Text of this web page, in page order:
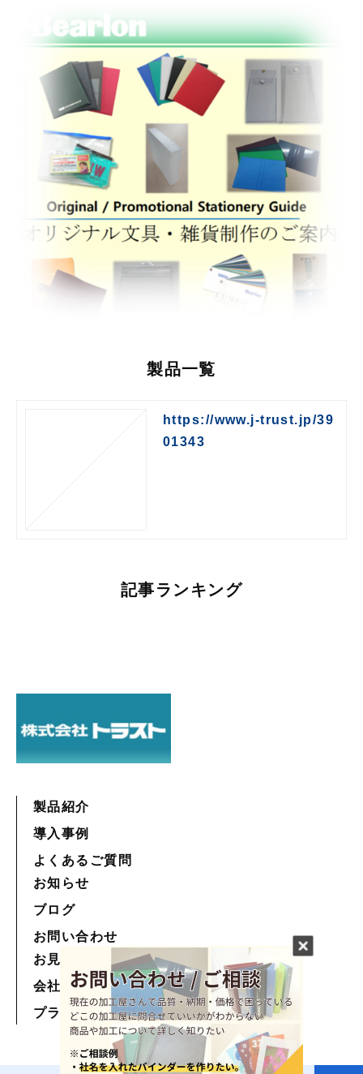
製品一覧
https://www.j-trust.jp/39
01343
記事ランキング
製品紹介
導入事例
よくあるご質問
お知らせ
ブログ
お問い合わせ
お見積もり
会社情報
プライバシーポリシー